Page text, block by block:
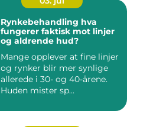
Rynkebehandling hva
fungerer faktisk mot linjer
og aldrende hud?
Mange opplever at fine linjer
og rynker blir mer synlige
allerede i 30- og 40-årene.
Huden mister sp...